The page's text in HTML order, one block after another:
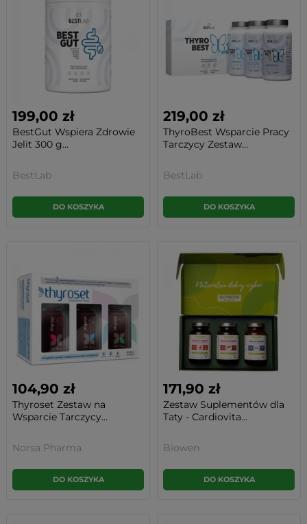
199,00 zł
BestGut Wspiera Zdrowie
Jelit 300 g...
BestLab
DO KOSZYKA
219,00 zł
ThyroBest Wsparcie Pracy
Tarczycy Zestaw...
BestLab
DO KOSZYKA
104,90 zł
Thyroset Zestaw na
Wsparcie Tarczycy...
Norsa Pharma
DO KOSZYKA
171,90 zł
Zestaw Suplementów dla
Taty - Cardiovita...
Biowen
DO KOSZYKA